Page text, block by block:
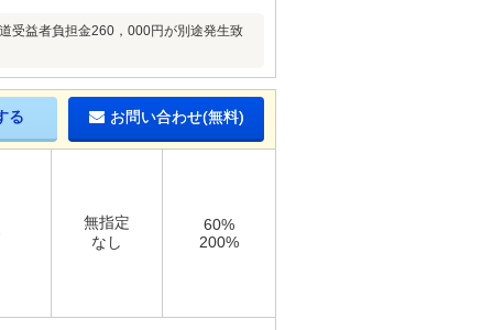
受益者負担金260，000円が別途発生致
る お問い合わせ(無料)
無指定
なし
60%
200%